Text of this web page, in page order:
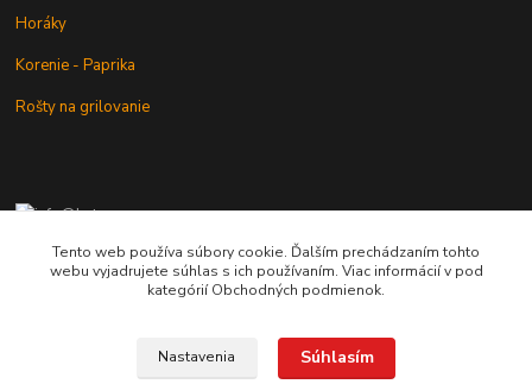
Horáky
Korenie - Paprika
Rošty na grilovanie
+421 902 212 007
od 8:00 - do 16:00 hod
Tento web používa súbory cookie. Ďalším prechádzaním tohto
webu vyjadrujete súhlas s ich používaním. Viac informácií v pod
kategórií Obchodných podmienok.
Nastavenia Súhlasím